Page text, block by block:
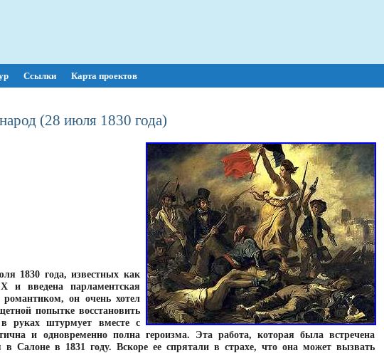
Ссылки Карта проектов
(28 июля 1830 года)
1830 года, известных как
и введена парламентская
он очень хотел
попытке восстановить
руках штурмует вместе с
и одновременно полна героизма. Эта работа, которая была встречена
Салоне в 1831 году. Вскоре ее спрятали в страхе, что она может вызвать